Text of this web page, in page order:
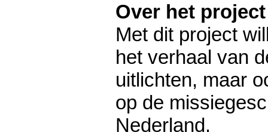
Over het project
Met dit project
het verhaal van
uitlichten, maar
op de
Nederland.